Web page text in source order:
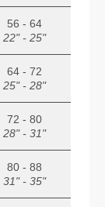
56 - 64
22" - 25"
64 - 72
25" - 28"
72 - 80
28" - 31"
80 - 88
31" - 35"